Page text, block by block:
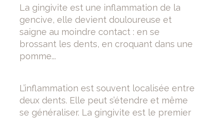
La gingivite est une inflammation de la
gencive, elle devient douloureuse et
saigne au moindre contact : en se
brossant les dents, en croquant dans une
pomme...
L’inflammation est souvent localisée entre
deux dents. Elle peut s’étendre et même
se généraliser. La gingivite est le premier